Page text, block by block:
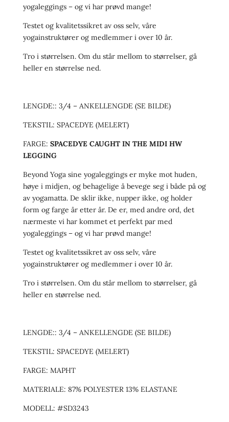
yogaleggings – og vi har prøvd mange!
Testet og kvalitetssikret av oss selv, våre
yogainstruktører og medlemmer i over 10 år.
Tro i størrelsen. Om du står mellom to størrelser, gå
heller en størrelse ned.
LENGDE:: 3/4 – ANKELLENGDE (SE BILDE)
TEKSTIL: SPACEDYE (MELERT)
FARGE: SPACEDYE CAUGHT IN THE MIDI HW
LEGGING
Beyond Yoga sine yogaleggings er myke mot huden,
høye i midjen, og behagelige å bevege seg i både på og
av yogamatta. De sklir ikke, nupper ikke, og holder
form og farge år etter år. De er, med andre ord, det
nærmeste vi har kommet et perfekt par med
yogaleggings – og vi har prøvd mange!
Testet og kvalitetssikret av oss selv, våre
yogainstruktører og medlemmer i over 10 år.
Tro i størrelsen. Om du står mellom to størrelser, gå
heller en størrelse ned.
LENGDE:: 3/4 – ANKELLENGDE (SE BILDE)
TEKSTIL: SPACEDYE (MELERT)
FARGE: MAPHT
MATERIALE: 87% POLYESTER 13% ELASTANE
MODELL: #SD3243